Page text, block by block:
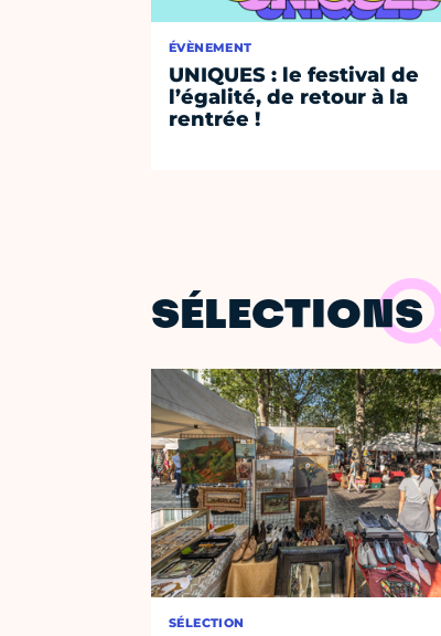
ÉVÈNEMENT
UNIQUES : le festival de
l’égalité, de retour à la
rentrée !
SÉLECTIONS
SÉLECTION